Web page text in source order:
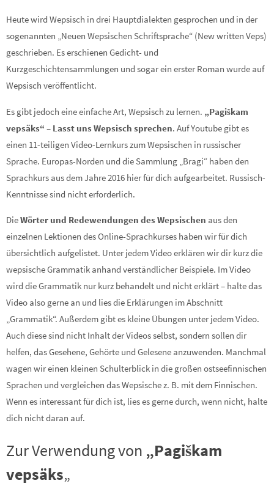
Heute wird Wepsisch in drei Hauptdialekten gesprochen und in der
sogenannten „Neuen Wepsischen Schriftsprache“ (New written Veps)
geschrieben. Es erschienen Gedicht- und
Kurzgeschichtensammlungen und sogar ein erster Roman wurde auf
Wepsisch veröffentlicht.
Es gibt jedoch eine einfache Art, Wepsisch zu lernen. „Pagiškam
vepsäks“ – Lasst uns Wepsisch sprechen. Auf Youtube gibt es
einen 11-teiligen Video-Lernkurs zum Wepsischen in russischer
Sprache. Europas-Norden und die Sammlung „Bragi“ haben den
Sprachkurs aus dem Jahre 2016 hier für dich aufgearbeitet. Russisch-
Kenntnisse sind nicht erforderlich.
DieWörter und Redewendungen des Wepsischen aus den
einzelnen Lektionen des Online-Sprachkurses haben wir für dich
übersichtlich aufgelistet. Unter jedem Video erklären wir dir kurz die
wepsische Grammatik anhand verständlicher Beispiele. Im Video
wird die Grammatik nur kurz behandelt und nicht erklärt – halte das
Video also gerne an und lies die Erklärungen im Abschnitt
„Grammatik“. Außerdem gibt es kleine Übungen unter jedem Video.
Auch diese sind nicht Inhalt der Videos selbst, sondern sollen dir
helfen, das Gesehene, Gehörte und Gelesene anzuwenden. Manchmal
wagen wir einen kleinen Schulterblick in die großen ostseefinnischen
Sprachen und vergleichen das Wepsische z. B. mit dem Finnischen.
Wenn es interessant für dich ist, lies es gerne durch, wenn nicht, halte
dich nicht daran auf.
Zur Verwendung von „Pagiškam
vepsäks„